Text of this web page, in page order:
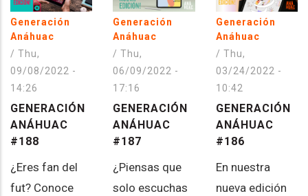
Generación
Anáhuac
/ Thu,
09/08/2022 -
14:26
GENERACIÓN
ANÁHUAC
#188
¿Eres fan del
fut? Conoce
Generación
Anáhuac
/Thu,
06/09/2022 -
17:16
GENERACIÓN
ANÁHUAC
#187
¿Piensas que
solo escuchas
Generación
Anáhuac
/ Thu,
03/24/2022 -
10:42
GENERACIÓN
ANÁHUAC
#186
En nuestra
nueva edición